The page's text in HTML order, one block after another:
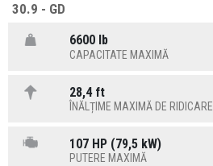
30.9 - GD
6600 lb
CAPACITATE MAXIMĂ
28,4 ft
ÎNĂLȚIME MAXIMĂ DE RIDICARE
107 HP (79,5 kW)
PUTERE MAXIMĂ